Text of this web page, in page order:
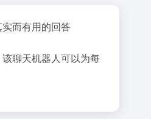
而有用的回答
聊天机器人可以为每